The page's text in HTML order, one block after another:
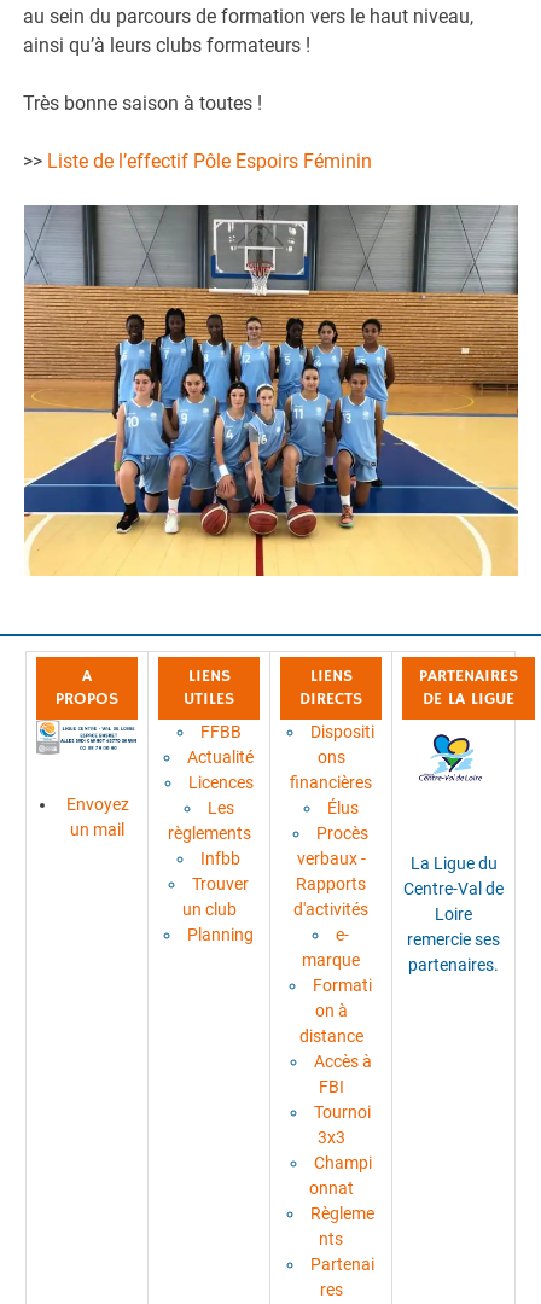
au sein du parcours de formation vers le haut niveau,
ainsi qu’à leurs clubs formateurs !
Très bonne saison à toutes !
>> Liste de l’effectif Pôle Espoirs Féminin
A
PROPOS
Envoyez
un mail
LIENS
UTILES
FFBB
Actualité
Licences
Les
règlements
Infbb
Trouver
un club
Planning
LIENS
DIRECTS
Dispositi
ons
financières
Élus
Procès
verbaux -
Rapports
d'activités
e-
marque
Formati
on à
distance
Accès à
FBI
Tournoi
3x3
Champi
onnat
Règleme
nts
Partenai
res
PARTENAIRES
DE LA LIGUE
La Ligue du
Centre-Val de
Loire
remercie ses
partenaires.